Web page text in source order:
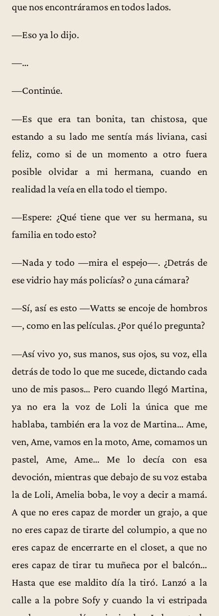
que nos encontráramos en todos lados.
—Eso ya lo dijo.
—…
—Continúe.
—Es que era tan bonita, tan chistosa, que
estando a su lado me sentía más liviana, casi
feliz, como si de un momento a otro fuera
posible olvidar a mi hermana, cuando en
realidad la veía en ella todo el tiempo.
—Espere: ¿Qué tiene que ver su hermana, su
familia en todo esto?
—Nada y todo —mira el espejo—. ¿Detrás de
ese vidrio hay más policías? o ¿una cámara?
—Sí, así es esto —Watts se encoje de hombros
—, como en las películas. ¿Por qué lo pregunta?
—Así vivo yo, sus manos, sus ojos, su voz, ella
detrás de todo lo que me sucede, dictando cada
uno de mis pasos… Pero cuando llegó Martina,
ya no era la voz de Loli la única que me
hablaba, también era la voz de Martina… Ame,
ven, Ame, vamos en la moto, Ame, comamos un
pastel, Ame, Ame… Me lo decía con esa
devoción, mientras que debajo de su voz estaba
la de Loli, Amelia boba, le voy a decir a mamá.
A que no eres capaz de morder un grajo, a que
no eres capaz de tirarte del columpio, a que no
eres capaz de encerrarte en el closet, a que no
eres capaz de tirar tu muñeca por el balcón…
Hasta que ese maldito día la tiró. Lanzó a la
calle a la pobre Sofy y cuando la vi estripada